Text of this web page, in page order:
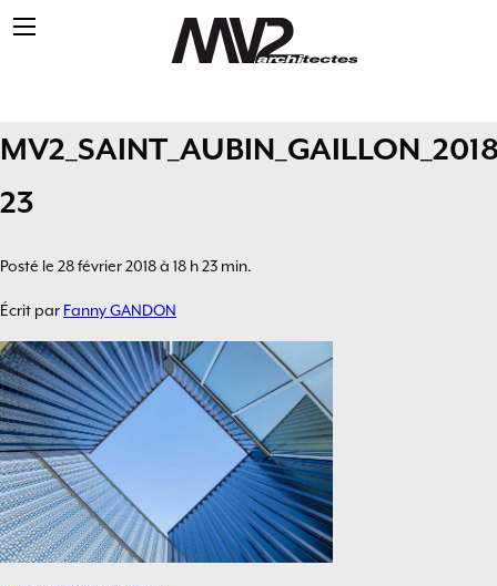
23
Posté le 28 février 2018 à 18 h 23 min.
Écrit par Fanny GANDON